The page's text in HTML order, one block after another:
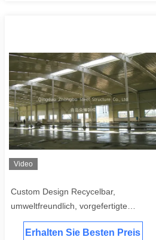
Video
Custom Design Recycelbar,
umweltfreundlich, vorgefertigte
Stahlkonstruktion Flugzeughangar
Gebäude CE ISO zertifiziert
Erhalten Sie Besten Preis